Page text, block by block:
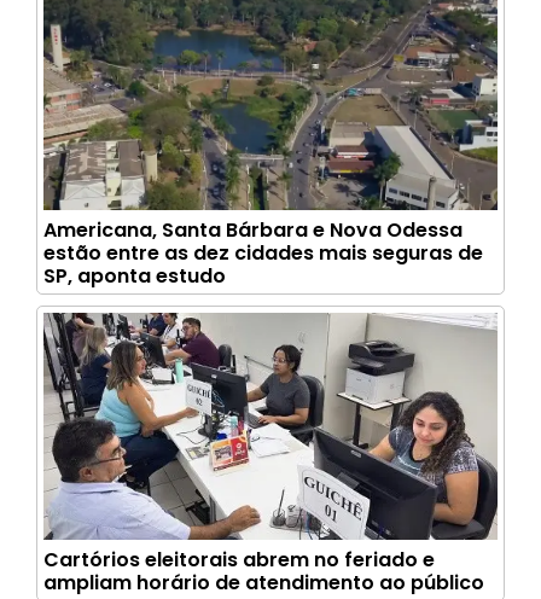
Americana, Santa Bárbara e Nova Odessa
estão entre as dez cidades mais seguras de
SP, aponta estudo
Cartórios eleitorais abrem no feriado e
ampliam horário de atendimento ao público